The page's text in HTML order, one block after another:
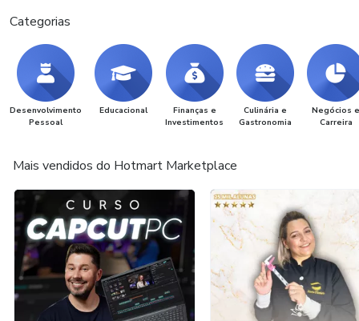
Categorias
Desenvolvimento
Pessoal
Educacional
Finanças e
Investimentos
Culinária e
Gastronomia
Negócios e
Carreira
Mais vendidos do Hotmart Marketplace